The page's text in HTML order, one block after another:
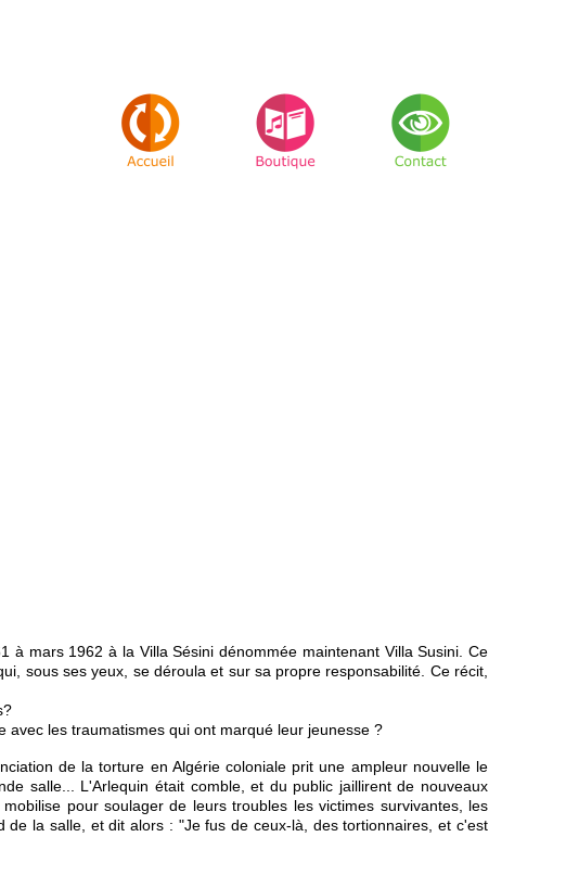
mars 1962 à la Villa Sésini dénommée maintenant Villa Susini. Ce
sous ses yeux, se déroula et sur sa propre responsabilité. Ce récit,
les traumatismes qui ont marqué leur jeunesse ?
de la torture en Algérie coloniale prit une ampleur nouvelle le
salle... L'Arlequin était comble, et du public jaillirent de nouveaux
pour soulager de leurs troubles les victimes survivantes, les
la salle, et dit alors : "Je fus de ceux-là, des tortionnaires, et c'est